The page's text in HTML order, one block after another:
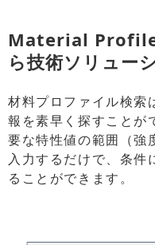
Material Profile
ら技術ソリュー
材料プロファイル検索
報を素早く探すことが
要な特性値の範囲（強
入力するだけで、条件
ることができます。